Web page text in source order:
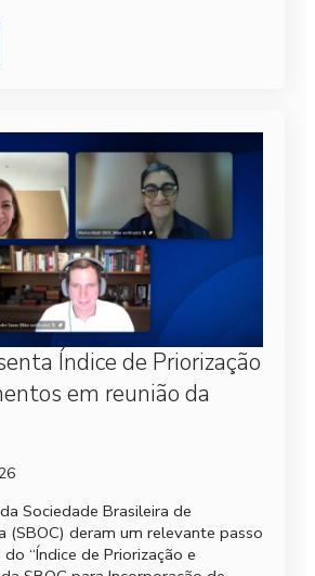
Índice de Priorização
em reunião da
Sociedade Brasileira de
(SBOC) deram um relevante passo
“Índice de Priorização e